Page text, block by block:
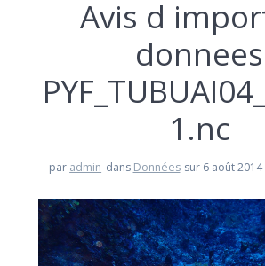
Avis d
donnees
1.nc
par admin dans Données sur 6 août 2014